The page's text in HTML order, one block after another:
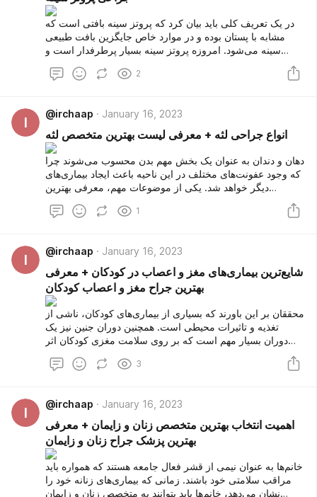
در یک تعریف کلی باید بیان کرد که پروتز سینه بافتی است که
مشابه با پستان بوده و در موارد خاص جایگزین بافت طبیعی
سینه می‌شود. امروزه پروتز سینه بسیار پرطرفدار است و
توسط خانم‌ها برای رفع عیب سینه انجام می‌شود. توجه داشته
باشید که پروتز سینه دارای شکل و فرم‌های مختلف است لذا
2
I
@irchaap January 16, 2023
انواع جراحی لثه + معرفی لیست بهترین متخصص لثه
دهان و دندان به عنوان یک بخش مهم بدن محسوب می‌شوند چرا
که وجود عفونت‌های مختلف در این ناحیه باعث ایجاد بیماری‌های
دیگر خواهد شد. یکی از موضوعات مهم، معرفی بهترین
دندانپزشک را انتخاب کنند. جراحی لثه و دندان به عنوان یک کار
بهترین متخصص دهان و دندان خواهیم پرداخت. در صورت تمایل
1
I
@irchaap January 16, 2023
شایع‌ترین بیماری‌های مغز و اعصاب در کودکان + معرفی
بهترین جراح مغز و اعصاب کودکان
محققان بر این باورند که بسیاری از بیماری‌های کودکان، ناشی از
تغذیه و تاثیرات محیطی است. همچنین دوران جنین نیز یک
دوران بسیار مهم است که بر روی سلامت مغزی کودکان اثر
گذار است. در این مقاله قصد داریم تا در مورد بیماری‌های مغز و
اعصاب کودکان مطالب جالب توجهی را با شما به اشتراک
پزشک را انتخاب کنید.
3
I
@irchaap January 16, 2023
اهمیت انتخاب بهترین متخصص زنان و زایمان + معرفی
بهترین پزشک جراح زنان و زایمان
خانم‌ها به عنوان نیمی از قشر فعال جامعه هستند که همواره باید
مراقب سلامتی خود باشند. زمانی که بیماری‌های زنانه خود را
نشان می‌دهد، خانم‌ها باید بتوانند به متخصص زنان و زایمان